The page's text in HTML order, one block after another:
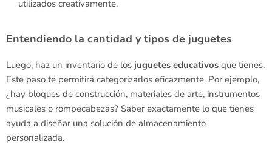
utilizados creativamente.
Entendiendo la cantidad y tipos de juguetes
Luego, haz un inventario de los juguetes educativos que tienes.
Este paso te permitirá categorizarlos eficazmente. Por ejemplo,
¿hay bloques de construcción, materiales de arte, instrumentos
musicales o rompecabezas? Saber exactamente lo que tienes
ayuda a diseñar una solución de almacenamiento
personalizada.